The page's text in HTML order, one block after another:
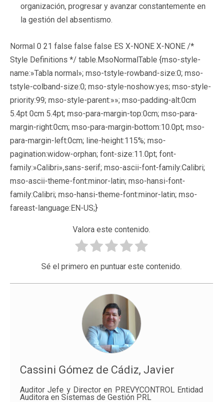
organización, progresar y avanzar constantemente en
la gestión del absentismo.
Normal 0 21 false false false ES X-NONE X-NONE /*
Style Definitions */ table.MsoNormalTable {mso-style-
name:»Tabla normal»; mso-tstyle-rowband-size:0; mso-
tstyle-colband-size:0; mso-style-noshow:yes; mso-style-
priority:99; mso-style-parent:»»; mso-padding-alt:0cm
5.4pt 0cm 5.4pt; mso-para-margin-top:0cm; mso-para-
margin-right:0cm; mso-para-margin-bottom:10.0pt; mso-
para-margin-left:0cm; line-height:115%; mso-
pagination:widow-orphan; font-size:11.0pt; font-
family:»Calibri»,sans-serif; mso-ascii-font-family:Calibri;
mso-ascii-theme-font:minor-latin; mso-hansi-font-
family:Calibri; mso-hansi-theme-font:minor-latin; mso-
fareast-language:EN-US;}
Valora este contenido.
Sé el primero en puntuar este contenido.
Cassini Gómez de Cádiz, Javier
Auditor Jefe y Director en PREVYCONTROL Entidad
Auditora en Sistemas de Gestión PRL